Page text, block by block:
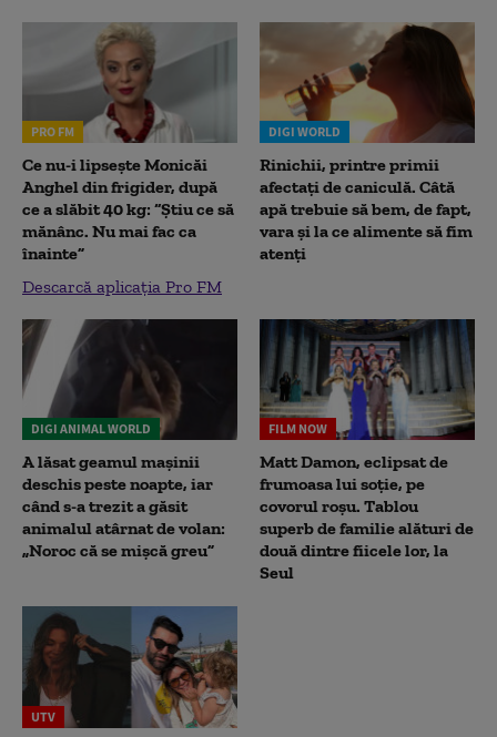
PRO FM
Ce nu-i lipsește Monicăi
Anghel din frigider, după
ce a slăbit 40 kg: “Știu ce să
mănânc. Nu mai fac ca
înainte”
Descarcă aplicația Pro FM
DIGI WORLD
Rinichii, printre primii
afectați de caniculă. Câtă
apă trebuie să bem, de fapt,
vara și la ce alimente să fim
atenți
DIGI ANIMAL WORLD
A lăsat geamul mașinii
deschis peste noapte, iar
când s-a trezit a găsit
animalul atârnat de volan:
„Noroc că se mișcă greu”
FILM NOW
Matt Damon, eclipsat de
frumoasa lui soție, pe
covorul roșu. Tablou
superb de familie alături de
două dintre fiicele lor, la
Seul
UTV